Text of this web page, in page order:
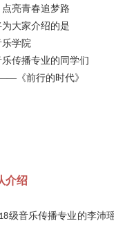
亮青春追梦路
大家介绍的是
乐学院
传播专业的同学们
《前行的时代》
介绍
级音乐传播专业的李沛